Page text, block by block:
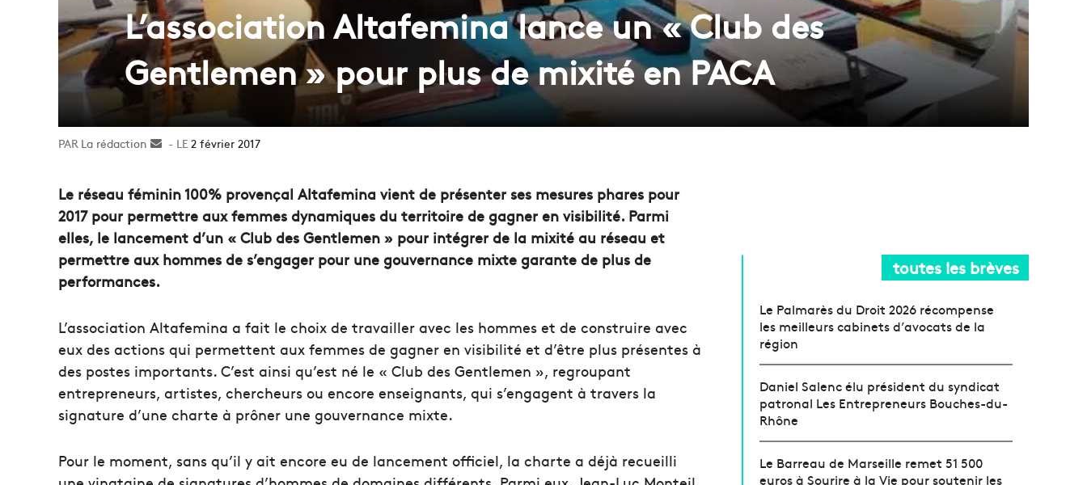
L’association Altafemina lance un « Club des
Gentlemen » pour plus de mixité en PACA
La rédaction
Envoyer2 février 2017
Le réseau féminin 100% provençal Altafemina vient de présenter ses mesures phares pour
2017 pour permettre aux femmes dynamiques du territoire de gagner en visibilité. Parmi
elles, le lancement d’un « Club des Gentlemen » pour intégrer de la mixité au réseau et
permettre aux hommes de s’engager pour une gouvernance mixte garante de plus de
performances.
L’association Altafemina a fait le choix de travailler avec les hommes et de construire avec
eux des actions qui permettent aux femmes de gagner en visibilité et d’être plus présentes à
des postes importants. C’est ainsi qu’est né le « Club des Gentlemen », regroupant
entrepreneurs, artistes, chercheurs ou encore enseignants, qui s’engagent à travers la
signature d’une charte à prôner une gouvernance mixte.
Pour le moment, sans qu’il y ait encore eu de lancement officiel, la charte a déjà recueilli
toutes les brèves
Le Palmarès du Droit 2026 récompense
les meilleurs cabinets d’avocats de la
région
Daniel Salenc élu président du syndicat
patronal Les Entrepreneurs Bouches-du-
Rhône
Le Barreau de Marseille remet 51 500
euros à Sourire à la Vie pour soutenir les